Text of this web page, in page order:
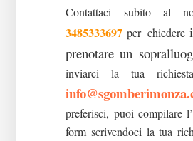
Contattaci subito al
3485333697 per chiedere
prenotare un
inviarci la tua
preferisci, puoi compilare
form scrivendoci la tua